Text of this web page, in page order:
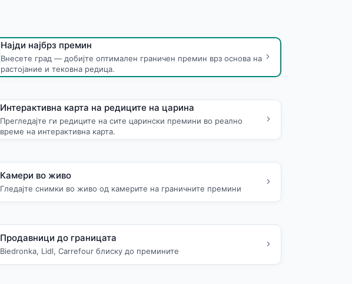
Најди најбрз премин
Внесете град — добијте оптимален граничен премин врз основа на
растојание и тековна редица.
Интерактивна карта на редиците на царина
Прегледајте ги редиците на сите царински премини во реално
време на интерактивна карта.
Камери во живо
Гледајте снимки во живо од камерите на граничните премини
Продавници до границата
Biedronka, Lidl, Carrefour блиску до премините